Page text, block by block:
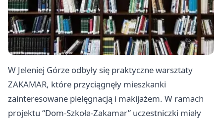
W Jeleniej Górze odbyły się praktyczne warsztaty
ZAKAMAR, które przyciągnęły mieszkanki
zainteresowane pielęgnacją i makijażem. W ramach
projektu “Dom‑Szkoła‑Zakamar” uczestniczki miały